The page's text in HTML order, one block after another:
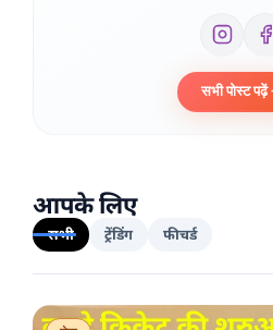
सभी पोस्ट पढ़ें
आपके लिए
सभी ट्रेंडिंग फीचर्ड